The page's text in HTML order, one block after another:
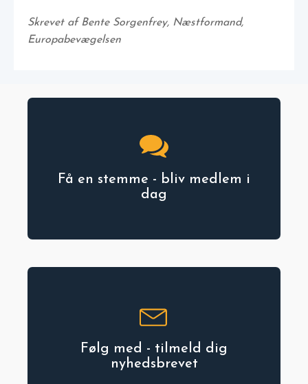
Skrevet af Bente Sorgenfrey, Næstformand,
Europabevægelsen
Få en stemme - bliv medlem i
dag
Følg med - tilmeld dig
nyhedsbrevet